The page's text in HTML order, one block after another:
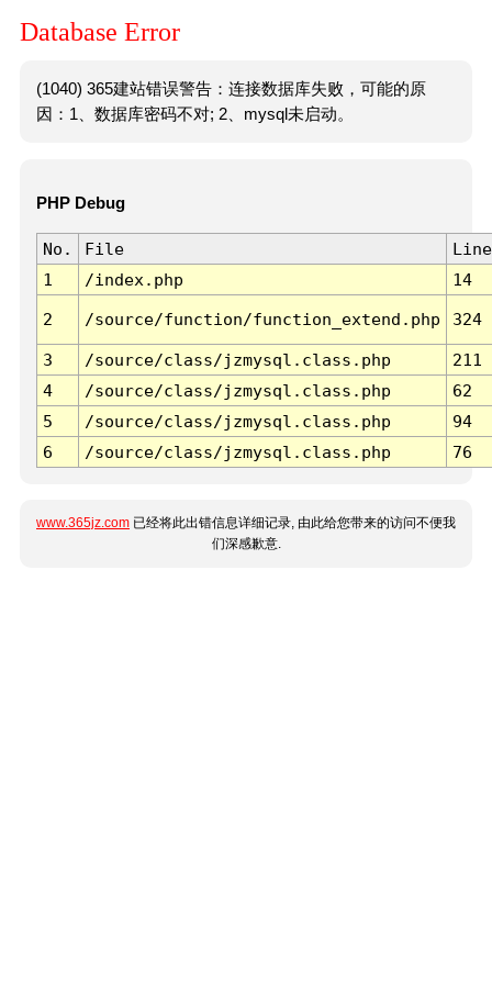
Database Error
(1040) 365建站错误警告：连接数据库失败，可能的原
因：1、数据库密码不对; 2、mysql未启动。
PHP Debug
No. File
Line
1
/index.php 14
2 /source/function/function_extend.php 324
3 /source/class/jzmysql.class.php
211
4
/source/class/jzmysql.class.php
62
5
/source/class/jzmysql.class.php
94
6
/source/class/jzmysql.class.php 76
www.365jz.com 已经将此出错信息详细记录, 由此给您带来的访问不便我
们深感歉意.